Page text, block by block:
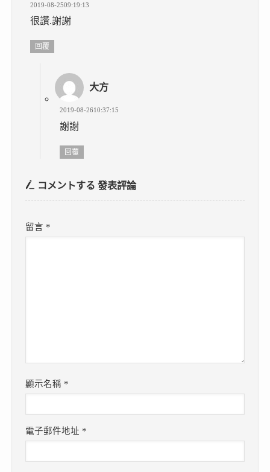
2019-08-2509:19:13
很讚.謝謝
回覆
大方
2019-08-2610:37:15
謝謝
回覆
コメントする發表評論
留言 *
顯示名稱 *
電子郵件地址 *